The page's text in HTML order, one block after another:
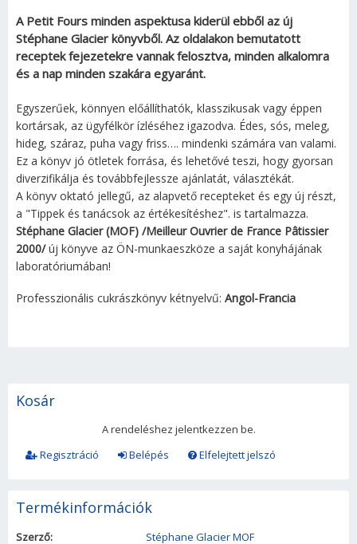
A Petit Fours minden aspektusa kiderül ebből az új
Stéphane Glacier könyvből. Az oldalakon bemutatott
receptek fejezetekre vannak felosztva, minden alkalomra
és a nap minden szakára egyaránt.
Egyszerűek, könnyen előállíthatók, klasszikusak vagy éppen
kortársak, az ügyfélkör ízléséhez igazodva. Édes, sós, meleg,
hideg, száraz, puha vagy friss…. mindenki számára van valami.
Ez a könyv jó ötletek forrása, és lehetővé teszi, hogy gyorsan
diverzifikálja és továbbfejlessze ajánlatát, választékát.
A könyv oktató jellegű, az alapvető recepteket és egy új részt,
a "Tippek és tanácsok az értékesítéshez". is tartalmazza.
Stéphane Glacier (MOF) /Meilleur Ouvrier de France Pâtissier
2000/új könyve az ÖN-munkaeszköze a saját konyhájának
laboratóriumában!
Professzionális cukrászkönyv kétnyelvű: Angol-Francia
Kosár
A rendeléshez jelentkezzen be.
Regisztráció
Belépés Elfelejtett jelszó
Termékinformációk
Szerző:
Stéphane Glacier MOF